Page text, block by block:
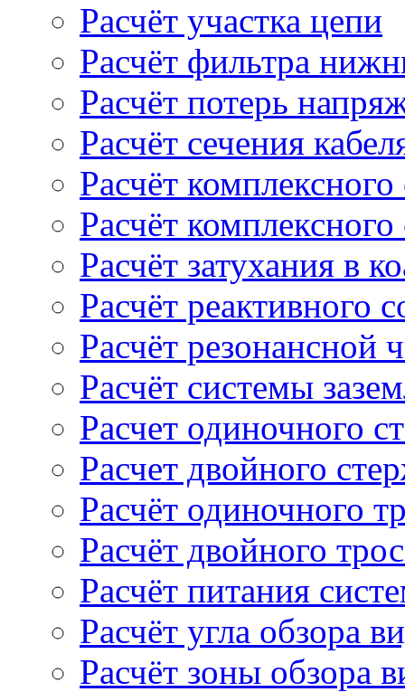
Расчёт участка цепи
Расчёт фильтра
Расчёт потерь
Расчёт сечения
Расчёт
Расчёт
Расчёт затухания в
Расчёт реактивного
Расчёт резонансной
Расчёт системы
Расчет одиночного
Расчет двойного
Расчёт одиночного
Расчёт двойного
Расчёт питания
Расчёт угла обзора
Расчёт зоны обзора